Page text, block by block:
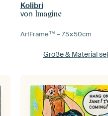
Kolibri
von Imagine
ArtFrame™ –75×50cm
Größe & Material